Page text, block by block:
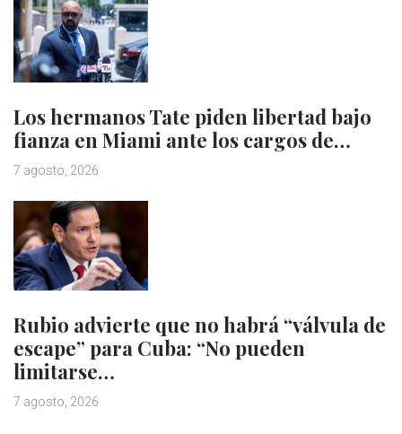
Los hermanos Tate piden libertad bajo
fianza en Miami ante los cargos de…
7 agosto, 2026
Rubio advierte que no habrá “válvula de
escape” para Cuba: “No pueden
limitarse…
7 agosto, 2026